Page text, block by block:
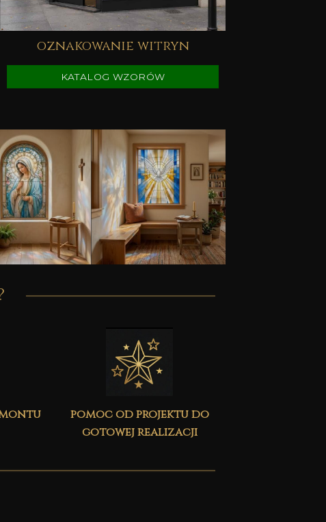
oznakowanie witryn
KATALOG WZORÓW
pomoc od projektu do
gotowej realizacji